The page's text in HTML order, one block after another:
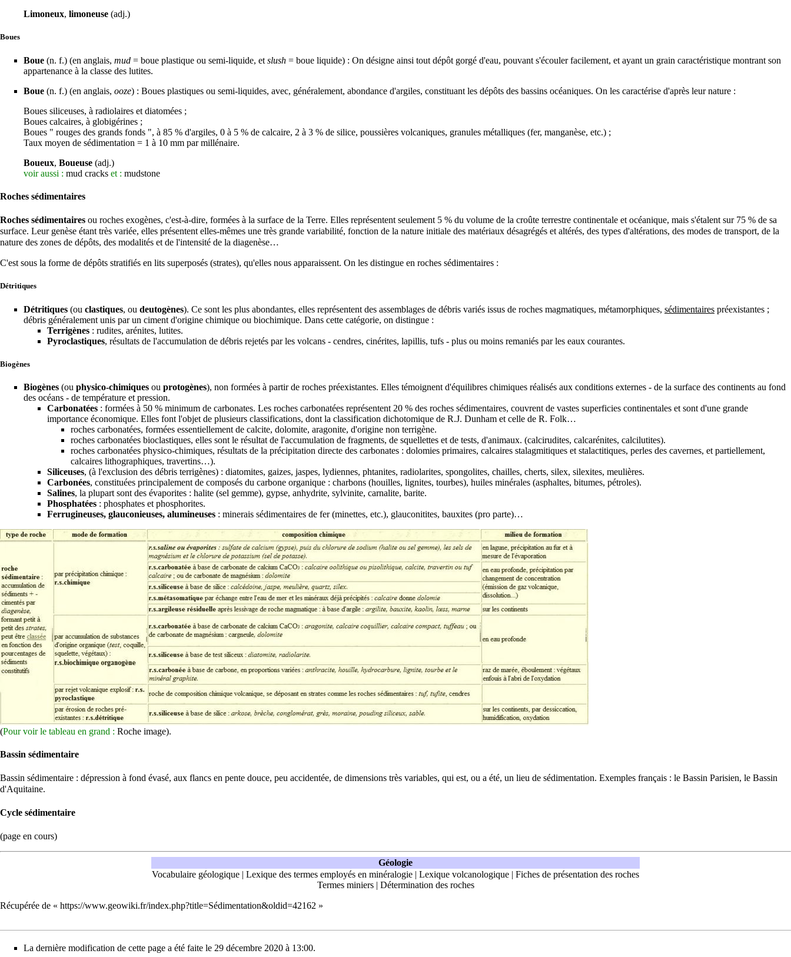
Limoneux, limoneuse (adj.)
Boues
Boue (n. f.) (en anglais, mud = boue plastique ou semi-liquide, et slush = boue liquide) : On désigne ainsi tout dépôt gorgé d'eau, pouvant s'écouler facilement, et ayant un grain caractéristique montrant son
appartenance à la classe des lutites.
Boue (n. f.) (en anglais, ooze) : Boues plastiques ou semi-liquides, avec, généralement, abondance d'argiles, constituant les dépôts des bassins océaniques. On les caractérise d'après leur nature :
Boues siliceuses, à radiolaires et diatomées ;
Boues calcaires, à globigérines ;
Boues " rouges des grands fonds ", à 85 % d'argiles, 0 à 5 % de calcaire, 2 à 3 % de silice, poussières volcaniques, granules métalliques (fer, manganèse, etc.) ;
Taux moyen de sédimentation = 1 à 10 mm par millénaire.
Boueux, Boueuse (adj.)
voir aussi : mud cracks et : mudstone
Roches sédimentaires
Roches sédimentaires ou roches exogènes, c'est-à-dire, formées à la surface de la Terre. Elles représentent seulement 5 % du volume de la croûte terrestre continentale et océanique, mais s'étalent sur 75 % de sa
surface. Leur genèse étant très variée, elles présentent elles-mêmes une très grande variabilité, fonction de la nature initiale des matériaux désagrégés et altérés, des types d'altérations, des modes de transport, de la
nature des zones de dépôts, des modalités et de l'intensité de la diagenèse…
C'est sous la forme de dépôts stratifiés en lits superposés (strates), qu'elles nous apparaissent. On les distingue en roches sédimentaires :
Détritiques
Détritiques (ou clastiques, ou deutogènes). Ce sont les plus abondantes, elles représentent des assemblages de débris variés issus de roches magmatiques, métamorphiques, sédimentaires préexistantes ;
débris généralement unis par un ciment d'origine chimique ou biochimique. Dans cette catégorie, on distingue :
Terrigènes : rudites, arénites, lutites.
Pyroclastiques, résultats de l'accumulation de débris rejetés par les volcans - cendres, cinérites, lapillis, tufs - plus ou moins remaniés par les eaux courantes.
Biogènes
Biogènes (ou physico-chimiques ou protogènes), non formées à partir de roches préexistantes. Elles témoignent d'équilibres chimiques réalisés aux conditions externes - de la surface des continents au fond
des océans - de température et pression.
Carbonatées : formées à 50 % minimum de carbonates. Les roches carbonatées représentent 20 % des roches sédimentaires, couvrent de vastes superficies continentales et sont d'une grande
importance économique. Elles font l'objet de plusieurs classifications, dont la classification dichotomique de R.J. Dunham et celle de R. Folk…
roches carbonatées, formées essentiellement de calcite, dolomite, aragonite, d'origine non terrigène.
roches carbonatées bioclastiques, elles sont le résultat de l'accumulation de fragments, de squellettes et de tests, d'animaux. (calcirudites, calcarénites, calcilutites).
roches carbonatées physico-chimiques, résultats de la précipitation directe des carbonates : dolomies primaires, calcaires stalagmitiques et stalactitiques, perles des cavernes, et partiellement,
calcaires lithographiques, travertins…).
Siliceuses, (à l'exclusion des débris terrigènes) : diatomites, gaizes, jaspes, lydiennes, phtanites, radiolarites, spongolites, chailles, cherts, silex, silexites, meulières.
Carbonées, constituées principalement de composés du carbone organique : charbons (houilles, lignites, tourbes), huiles minérales (asphaltes, bitumes, pétroles).
Salines, la plupart sont des évaporites : halite (sel gemme), gypse, anhydrite, sylvinite, carnalite, barite.
Phosphatées : phosphates et phosphorites.
Ferrugineuses, glauconieuses, alumineuses : minerais sédimentaires de fer(minettes, etc.), glauconitites, bauxites (pro parte)…
(Pour voir le tableau en grand : Roche image).
Bassin sédimentaire
Bassin sédimentaire : dépression à fond évasé, aux flancs en pente douce, peu accidentée, de dimensions très variables, qui est, ou a été, un lieu de sédimentation. Exemples français : le Bassin Parisien, le Bassin
d'Aquitaine.
Cycle sédimentaire
(page en cours)
Géologie
Vocabulaire géologique | Lexique des termes employés en minéralogie | Lexique volcanologique | Fiches de présentation des roches
Termes miniers| Détermination des roches
Récupérée de « https://www.geowiki.fr/index.php?title=Sédimentation&oldid=42162 »
La dernière modification de cette page a été faite le 29 décembre 2020 à 13:00.